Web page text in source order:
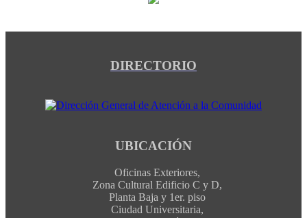
DIRECTORIO
UBICACIÓN
Oficinas Exteriores,
Zona Cultural Edificio C y D,
Planta Baja y 1er. piso
Ciudad Universitaria,